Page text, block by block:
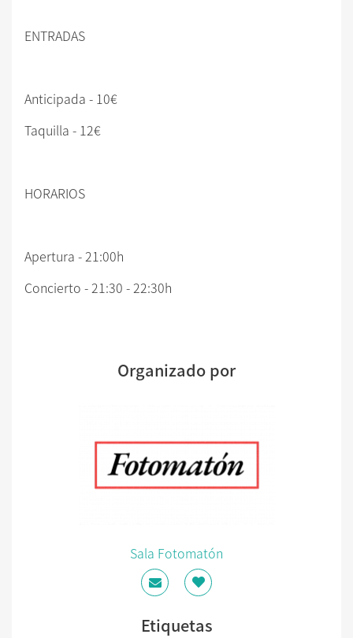
ENTRADAS
Anticipada - 10€
Taquilla - 12€
HORARIOS
Apertura - 21:00h
Concierto - 21:30 - 22:30h
Organizado por
Sala Fotomatón
Etiquetas